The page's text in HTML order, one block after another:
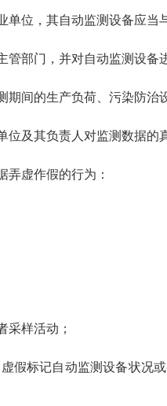
位，其自动监测设备应当
部门，并对自动监测设备
间的生产负荷、污染防治
及其负责人对监测数据的
虚作假的行为：
采样活动；
假标记自动监测设备状况